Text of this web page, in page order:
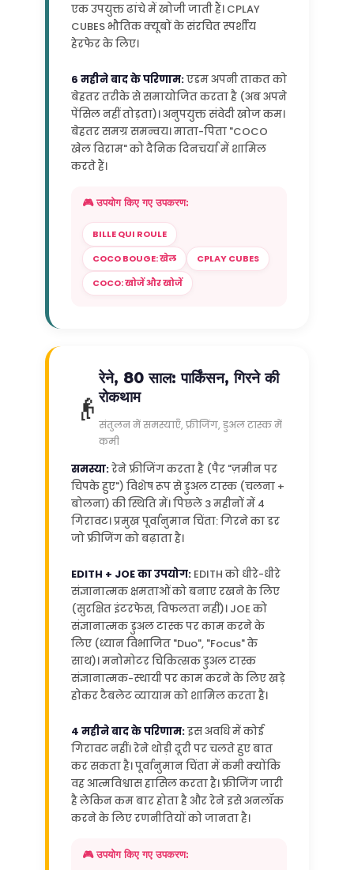
एक उपयुक्त ढांचे में खोजी जाती हैं। CPLAY
CUBES भौतिक क्यूबों के संरचित स्पर्शीय
हेरफेर के लिए।
6 महीने बाद के परिणाम:एडम अपनी ताकत को
बेहतर तरीके से समायोजित करता है (अब अपने
पेंसिल नहीं तोड़ता)। अनुपयुक्त संवेदी खोज कम।
बेहतर समग्र समन्वय। माता-पिता "COCO
खेल विराम" को दैनिक दिनचर्या में शामिल
करते हैं।
🎮 उपयोग किए गए उपकरण:
BILLE QUI ROULE
COCO BOUGE: खेल
CPLAY CUBES
COCO: खोजें और खोजें
👴
रेने, 80 साल: पार्किंसन, गिरने की
रोकथाम
संतुलन में समस्याएँ, फ्रीजिंग, डुअल टास्क में
कमी
समस्या:रेने फ्रीजिंग करता है (पैर "ज़मीन पर
चिपके हुए") विशेष रूप से डुअल टास्क (चलना +
बोलना) की स्थिति में। पिछले 3 महीनों में 4
गिरावट। प्रमुख पूर्वानुमान चिंता: गिरने का डर
जो फ्रीजिंग को बढ़ाता है।
EDITH + JOE का उपयोग:EDITH को धीरे-धीरे
संज्ञानात्मक क्षमताओं को बनाए रखने के लिए
(सुरक्षित इंटरफेस, विफलता नहीं)। JOE को
संज्ञानात्मक डुअल टास्क पर काम करने के
लिए (ध्यान विभाजित "Duo", "Focus" के
साथ)। मनोमोटर चिकित्सक डुअल टास्क
संज्ञानात्मक-स्थायी पर काम करने के लिए खड़े
होकर टैबलेट व्यायाम को शामिल करता है।
4 महीने बाद के परिणाम:इस अवधि में कोई
गिरावट नहीं। रेने थोड़ी दूरी पर चलते हुए बात
कर सकता है। पूर्वानुमान चिंता में कमी क्योंकि
वह आत्मविश्वास हासिल करता है। फ्रीजिंग जारी
है लेकिन कम बार होता है और रेने इसे अनलॉक
करने के लिए रणनीतियों को जानता है।
🎮 उपयोग किए गए उपकरण: